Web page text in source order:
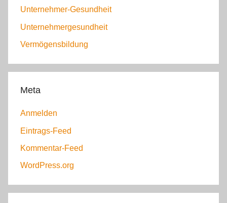
Unternehmer-Gesundheit
Unternehmergesundheit
Vermögensbildung
Meta
Anmelden
Eintrags-Feed
Kommentar-Feed
WordPress.org